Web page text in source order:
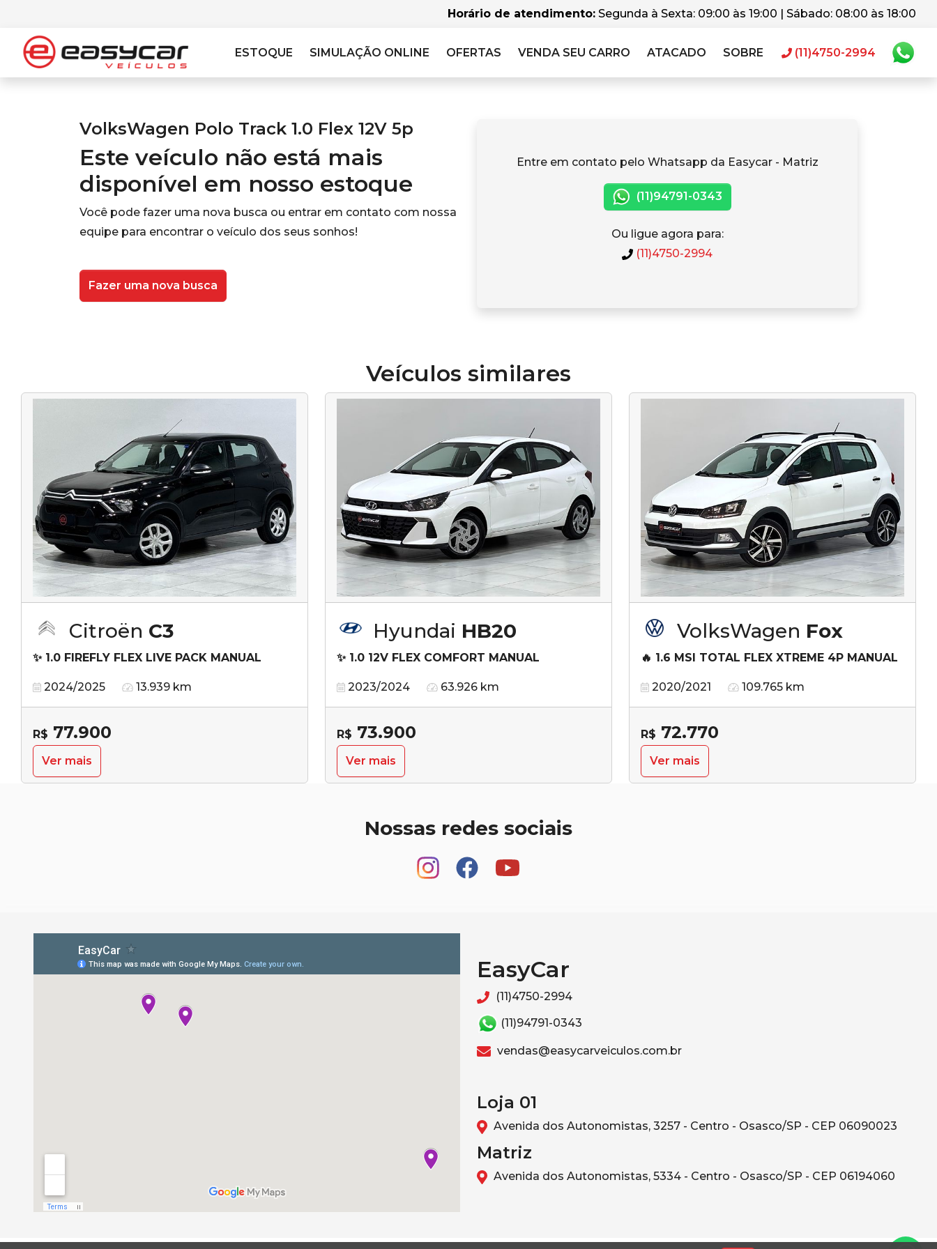
Horário de atendimento: Segunda à Sexta: 09:00 às 19:00 | Sábado: 08:00 às 18:00
ESTOQUE SIMULAÇÃO ONLINE OFERTAS VENDA SEU CARRO ATACADO SOBRE (11)4750-2994
VolksWagen Polo Track 1.0 Flex 12V 5p
Este veículo não está mais
disponível em nosso estoque
Você pode fazer uma nova busca ou entrar em contato com nossa
equipe para encontrar o veículo dos seus sonhos!
Fazer uma nova busca
Entre em contato pelo Whatsapp da Easycar - Matriz
(11)94791-0343
Ou ligue agora para:
(11)4750-2994
Veículos similares
Citroën C3
✨ 1.0 FIREFLY FLEX LIVE PACK MANUAL
2024/2025 13.939 km
R$ 77.900
Ver mais
Hyundai HB20
✨ 1.0 12V FLEX COMFORT MANUAL
2023/2024 63.926 km
R$ 73.900
Ver mais
VolksWagen Fox
🔥 1.6 MSI TOTAL FLEX XTREME 4P MANUAL
2020/2021 109.765 km
R$ 72.770
Ver mais
Nossas redes sociais
EasyCar
(11)4750-2994
(11)94791-0343
vendas@easycarveiculos.com.br
Loja 01
Avenida dos Autonomistas, 3257 - Centro - Osasco/SP - CEP 06090023
Matriz
Avenida dos Autonomistas, 5334 - Centro - Osasco/SP - CEP 06194060